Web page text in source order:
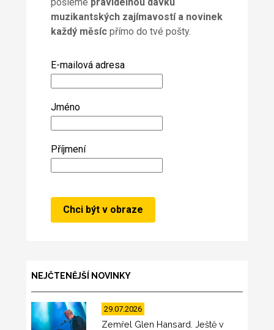
muzikantských zajímavostí a novinek
každý měsícpřímo do tvé pošty.
E-mailová adresa
Jméno
Příjmení
NEJČTENĚJŠÍ NOVINKY
29.07.2026
Zemřel Glen Hansard. Ještě v